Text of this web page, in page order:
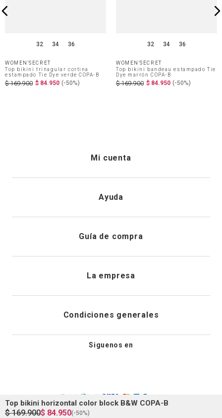
Top bikini horizontal color block B&W COPA-B
$ 169.900$ 84.950(-50%)
32 34 36
WOMEN'SECRET
Top bikini trinagular cortina
estampado Tie Dye verde COPA-B
$ 169.900 $ 84.950 (-50%)
32 34 36
WOMEN'SECRET
Top bikini bandeau estampado Tie
Dye marrón COPA-B
$ 169.900 $ 84.950 (-50%)
Mi cuenta
Registrarme
Historial de pedidos
Ayuda
Envíanos un email
Cambios, devoluciones y desistimiento
Guía de compra
Cuidado de prendas
La empresa
Tiendas
Condiciones generales
Aviso legal
Política de privacidad
Siguenos en